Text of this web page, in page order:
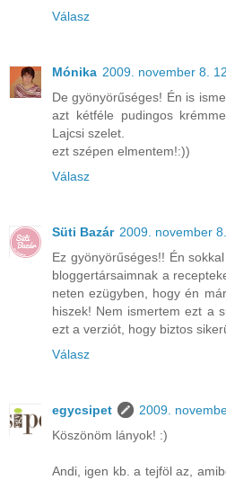
Válasz
Mónika 2009. november 8.
De gyönyörűséges! Én is
azt kétféle pudingos
Lajcsi szelet.
ezt szépen elmentem!:))
Válasz
Süti Bazár 2009. november
Ez gyönyörűséges!! Én
bloggertársaimnak a
neten ezügyben, hogy én
hiszek! Nem ismertem ezt a
ezt a verziót, hogy biztos
Válasz
egycsipet
2009.
Köszönöm lányok! :)
Andi, igen kb. a tejföl az,